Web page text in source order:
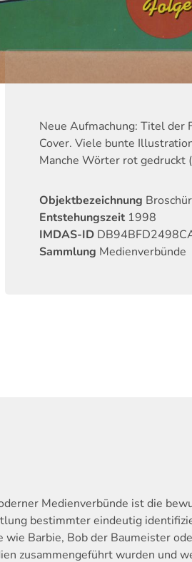
Neue Aufmachung: Titel der
Cover. Viele bunte
Manche Wörter rot gedruckt
Objektbezeichnung
Entstehungszeit 1998
IMDAS-ID
Sammlung Medienverbünde
Medienverbünde ist die
bestimmter eindeutig
wie Barbie, Bob der Baumeister
zusammengeführt wurden und